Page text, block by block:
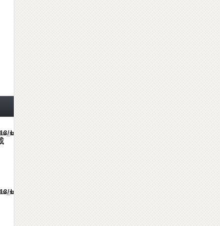
single.php
single.php